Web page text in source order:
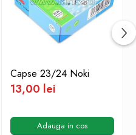
Capse 23/24 Noki
13,00 lei
Adauga in cos